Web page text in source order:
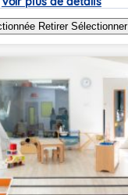
Retirer Sélectionner